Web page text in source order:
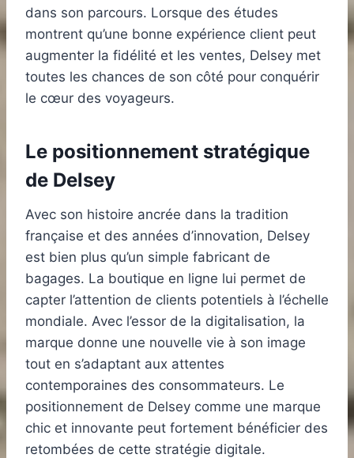
dans son parcours. Lorsque des études
montrent qu’une bonne expérience client peut
augmenter la fidélité et les ventes, Delsey met
toutes les chances de son côté pour conquérir
le cœur des voyageurs.
Le positionnement stratégique
de Delsey
Avec son histoire ancrée dans la tradition
française et des années d’innovation, Delsey
est bien plus qu’un simple fabricant de
bagages. La boutique en ligne lui permet de
capter l’attention de clients potentiels à l’échelle
mondiale. Avec l’essor de la digitalisation, la
marque donne une nouvelle vie à son image
tout en s’adaptant aux attentes
contemporaines des consommateurs. Le
positionnement de Delsey comme une marque
chic et innovante peut fortement bénéficier des
retombées de cette stratégie digitale.